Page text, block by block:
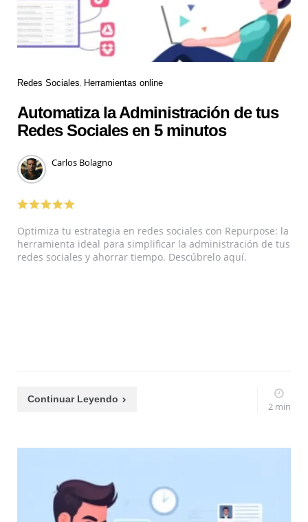
Redes Sociales Herramientas online
Automatiza la Administración de tus
Redes Sociales en 5 minutos
Carlos Bolagno
Optimiza tu estrategia en redes sociales con Repurpose: la
herramienta ideal para simplificar la administración de tus
redes sociales y ahorrar tiempo. Descúbrelo aquí.
Continuar Leyendo
2 min